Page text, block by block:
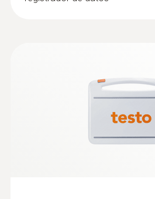
Con el software profesional
software le guía paso a
proceso de forma intuitiva.
críticos ayuda con la
software permite una